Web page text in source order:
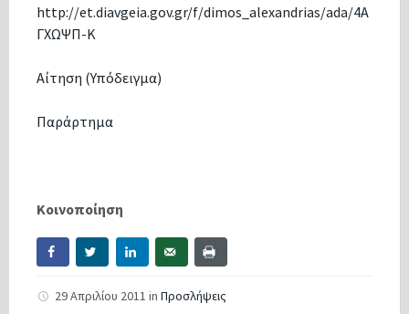
http://et.diavgeia.gov.gr/f/dimos_alexandrias/ada/4Α
ΓΧΩΨΠ-Κ
Αίτηση (Υπόδειγμα)
Παράρτημα
Κοινοποίηση
29 Απριλίου 2011 in Προσλήψεις